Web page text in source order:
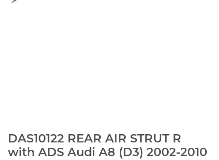
DAS10122 REAR AIR STRUT R
with ADS Audi A8 (D3) 2002-2010